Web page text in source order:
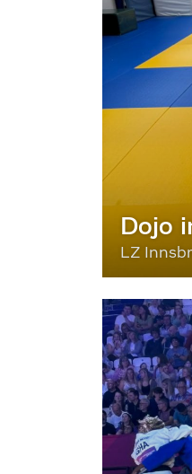
Dojo
LZ